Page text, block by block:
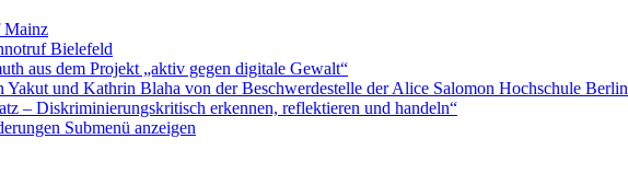
Mainz
Bielefeld
aus dem Projekt „aktiv gegen digitale Gewalt“
und Kathrin Blaha von der Beschwerdestelle der Alice Salomon Hochschule Berlin
– Diskriminierungskritisch erkennen, reflektieren und handeln“
Submenü anzeigen